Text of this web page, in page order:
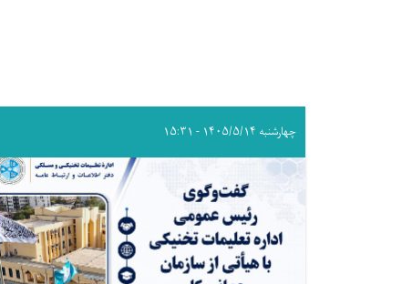
چهارشنبه ۱۴۰۵/۵/۱۴ - ۱۵:۳۱